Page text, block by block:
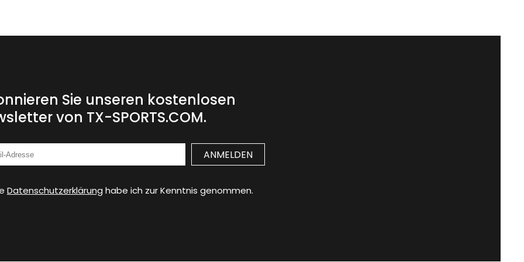
Sie unseren kostenlosen
von TX-SPORTS.COM.
Datenschutzerklärung habe ich zur Kenntnis genommen.